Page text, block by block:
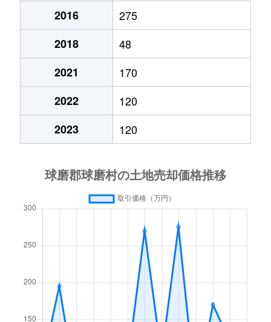
2016
275
2018
48
2021
170
2022
120
2023
120